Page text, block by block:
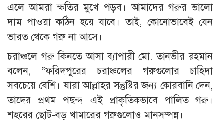
এলে আমরা ক্ষতির মুখে পড়ব। আমাদের গরুর ভালো
দাম পাওয়া কঠিন হয়ে যাবে। তাই, কোনোভাবেই যেন
ভারত থেকে গরু না আসে।
চরাঞ্চলে গরু কিনতে আসা ব্যাপারী মো. তানভীর রহমান
বলেন, “ফরিদপুরের চরাঞ্চলের গরুগুলোর চাহিদা
সবচেয়ে বেশি। যারা আল্লাহর সন্তুষ্টির জন্য কোরবানি দেন,
তাদের প্রথম পছন্দ এই প্রাকৃতিকভাবে পালিত গরু।
শহরের ছোট-বড় খামারের গরুগুলোও মানসম্পন্ন।